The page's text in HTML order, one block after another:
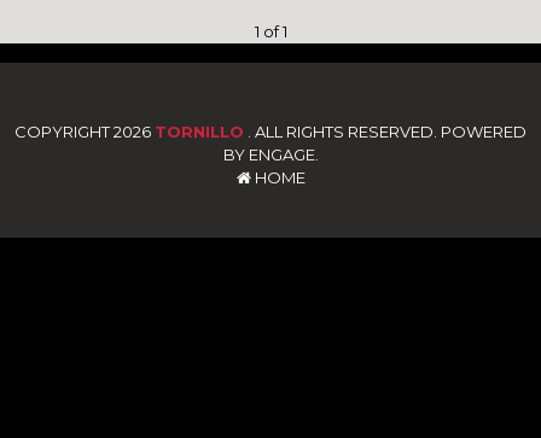
1 of 1
COPYRIGHT 2026 TORNILLO . ALL RIGHTS RESERVED. POWERED
BY ENGAGE.
HOME